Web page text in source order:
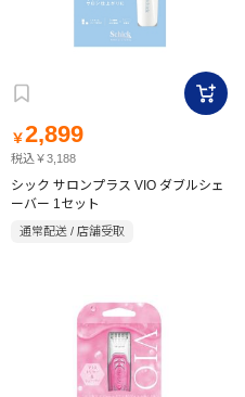
￥2,899
税込￥3,188
シック サロンプラス VIO ダブルシェ
ーバー 1セット
通常配送 / 店舗受取